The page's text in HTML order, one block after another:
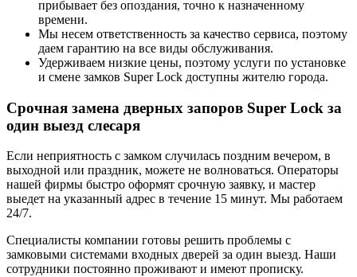
прибывает без опоздания, точно к назначенному
времени.
Мы несем ответственность за качество сервиса, поэтому
даем гарантию на все виды обслуживания.
Удерживаем низкие цены, поэтому услуги по установке
и смене замков Super Lock доступны жителю города.
Срочная замена дверных запоров Super Lock за
один выезд слесаря
Если неприятность с замком случилась поздним вечером, в
выходной или праздник, можете не волноваться. Операторы
нашей фирмы быстро оформят срочную заявку, и мастер
выедет на указанный адрес в течение 15 минут. Мы работаем
24/7.
Специалисты компании готовы решить проблемы с
замковыми системами входных дверей за один выезд. Наши
сотрудники постоянно проживают и имеют прописку.